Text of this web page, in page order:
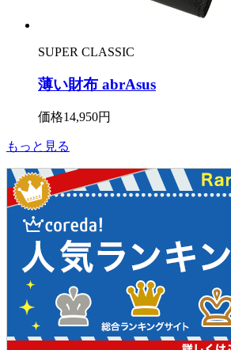
SUPER CLASSIC
薄い財布 abrAsus
価格14,950円
もっと見る